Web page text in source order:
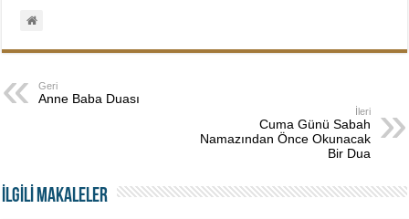
Geri
Anne Baba Duası
İleri
Cuma Günü Sabah
Namazından Önce Okunacak
Bir Dua
İLGİLİ MAKALELER